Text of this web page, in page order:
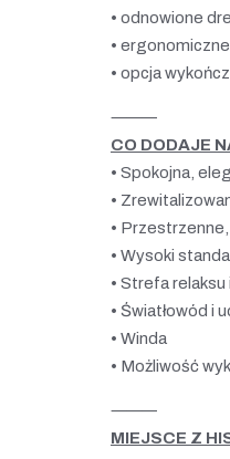
• odnowione
•
• opcja
⸻
CO DODAJE
• Spokojna,
•
•
• Wysoki
• Strefa
• Światłowód i
• Winda
• Możliwość
⸻
MIEJSCE Z